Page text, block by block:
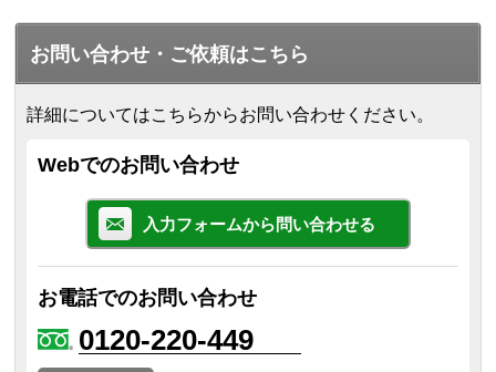
お問い合わせ・ご依頼はこちら
詳細についてはこちらからお問い合わせください。
Webでのお問い合わせ
入力フォームから問い合わせる
お電話でのお問い合わせ
0120-220-449